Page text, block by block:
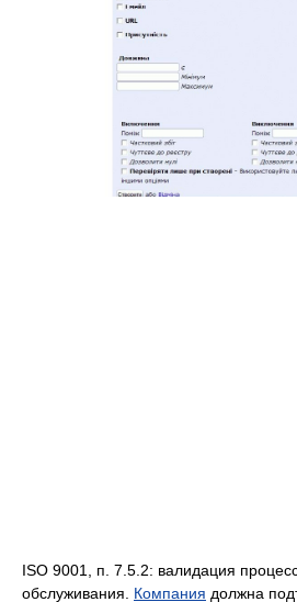
ISO 9001, п. 7.5.2: валидация
обслуживания. Компания должна